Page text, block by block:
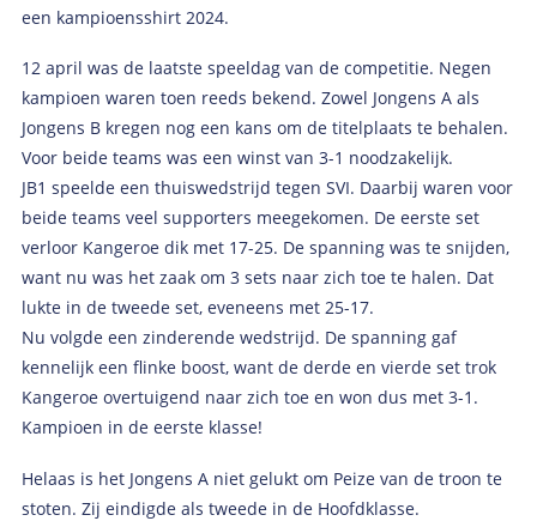
een kampioensshirt 2024.
12 april was de laatste speeldag van de competitie. Negen
kampioen waren toen reeds bekend. Zowel Jongens A als
Jongens B kregen nog een kans om de titelplaats te behalen.
Voor beide teams was een winst van 3-1 noodzakelijk.
JB1 speelde een thuiswedstrijd tegen SVI. Daarbij waren voor
beide teams veel supporters meegekomen. De eerste set
verloor Kangeroe dik met 17-25. De spanning was te snijden,
want nu was het zaak om 3 sets naar zich toe te halen. Dat
lukte in de tweede set, eveneens met 25-17.
Nu volgde een zinderende wedstrijd. De spanning gaf
kennelijk een flinke boost, want de derde en vierde set trok
Kangeroe overtuigend naar zich toe en won dus met 3-1.
Kampioen in de eerste klasse!
Helaas is het Jongens A niet gelukt om Peize van de troon te
stoten. Zij eindigde als tweede in de Hoofdklasse.